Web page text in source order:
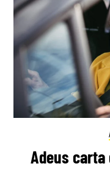
Adeus carta